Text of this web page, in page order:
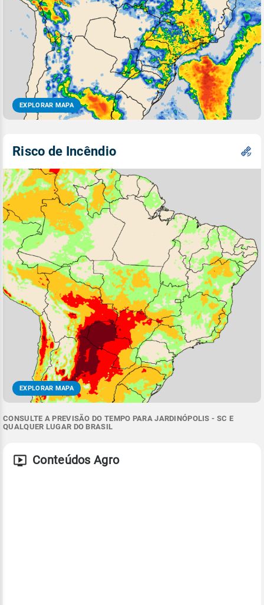
EXPLORAR MAPA
Risco de Incêndio
EXPLORAR MAPA
CONSULTE A PREVISÃO DO TEMPO PARA JARDINÓPOLIS - SC E
QUALQUER LUGAR DO BRASIL
Conteúdos Agro